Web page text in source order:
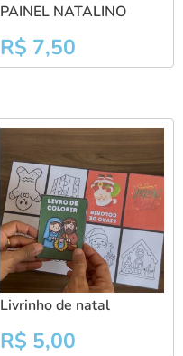
PAINEL NATALINO
R$ 7,50
Livrinho de natal
R$ 5,00